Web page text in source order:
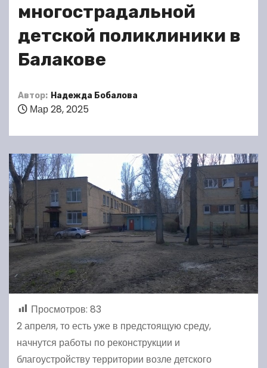
многострадальной
детской поликлиники в
Балакове
Автор: Надежда Бобалова
Мар 28, 2025
Просмотров: 83
2 апреля, то есть уже в предстоящую среду,
начнутся работы по реконструкции и
благоустройству территории возле детского